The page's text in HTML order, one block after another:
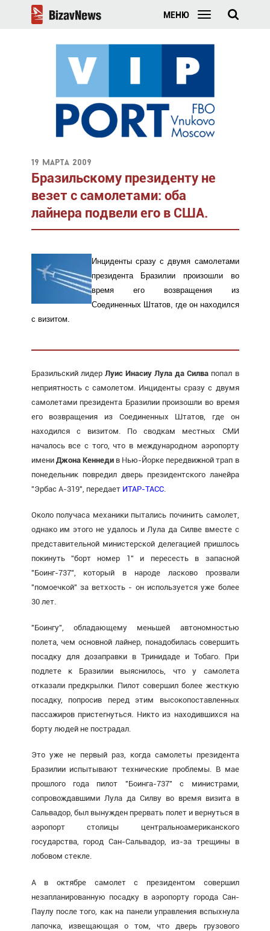
МЕНЮ
19 марта 2009
Бразильскому президенту не
везет с самолетами: оба
лайнера подвели его в США.
Инциденты сразу с двумя самолетами
президента Бразилии произошли во
время его возвращения из
Соединенных Штатов, где он находился
с визитом.
Бразильский лидер Луис Инасиу Лула да Силва попал в
неприятность с самолетом. Инциденты сразу с двумя
самолетами президента Бразилии произошли во время
его возвращения из Соединенных Штатов, где он
находился с визитом. По сводкам местных СМИ
началось все с того, что в международном аэропорту
имени Джона Кеннедив Нью-Йорке передвижной трап в
понедельник повредил дверь президентского ланейра
"Эрбас А-319", передает ИТАР-ТАСС.
Около получаса механики пытались починить самолет,
однако им этого не удалось и Лула да Силве вместе с
представительной министерской делегацией пришлось
покинуть "борт номер 1" и пересесть в запасной
"Боинг-737", который в народе ласково прозвали
"помоечкой" за ветхость - он используется уже более
30 лет.
"Боингу", обладающему меньшей автономностью
полета, чем основной лайнер, понадобилась совершить
посадку для дозаправки в Тринидаде и Тобаго. При
подлете к Бразилии выяснилось, что у самолета
отказали предкрылки. Пилот совершил более жесткую
посадку, попросив перед этим высокопоставленных
пассажиров пристегнуться. Никто из находившихся на
борту людей не пострадал.
Это уже не первый раз, когда самолеты президента
Бразилии испытывают технические проблемы. В мае
прошлого года пилот "Боинга-737" с министрами,
сопровождавшими Лула да Силву во время визита в
Сальвадор, был вынужден прервать полет и вернуться в
аэропорт столицы центральноамериканского
государства, город Сан-Сальвадор, из-за трещины в
лобовом стекле.
А в октябре самолет с президентом совершил
незапланированную посадку в аэропорту города Сан-
Паулу после того, как на панели управления вспыхнула
лапочка, извещающая о том, что дверь грузового